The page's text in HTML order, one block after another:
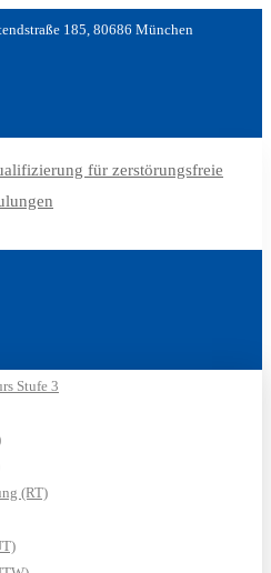
185, 80686 München
Stufe 3
(RT)